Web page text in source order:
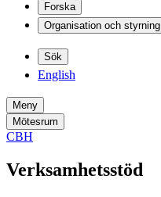
Forska
Organisation och styrning
Sök
English
Meny
Mötesrum
CBH
Verksamhetsstöd